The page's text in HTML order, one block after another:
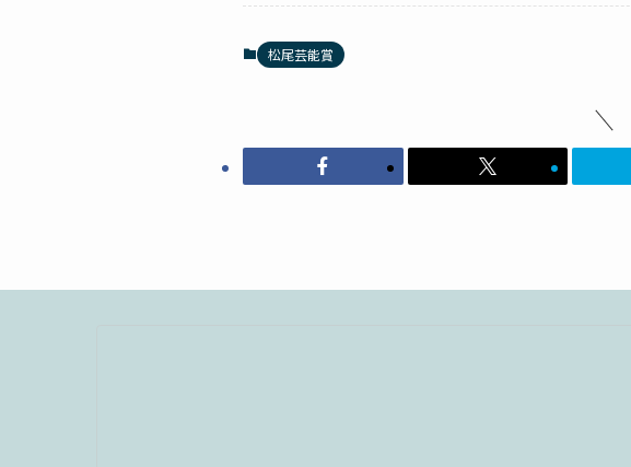
松尾芸能賞